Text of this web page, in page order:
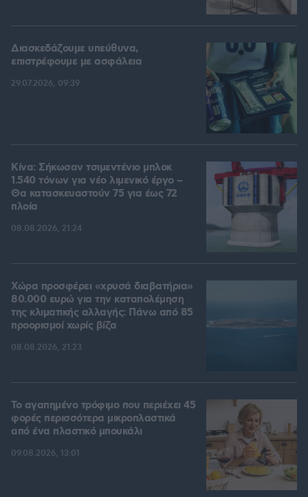
Διασκεδάζουμε υπεύθυνα,
επιστρέφουμε με ασφάλεια
29.07.2026, 09:39
Κίνα: Σήκωσαν τσιμεντένιο μπλοκ
1.540 τόνων για νέο λιμενικό έργο –
Θα κατασκευαστούν 75 για έως 72
πλοία
08.08.2026, 21:24
Χώρα προσφέρει «χρυσά διαβατήρια»
80.000 ευρώ για την καταπολέμηση
της κλιματικής αλλαγής: Πάνω από 85
προορισμοί χωρίς βίζα
08.08.2026, 21:23
Το αγαπημένο τρόφιμο που περιέχει 45
φορές περισσότερα μικροπλαστικά
από ένα πλαστικό μπουκάλι
09.08.2026, 13:01